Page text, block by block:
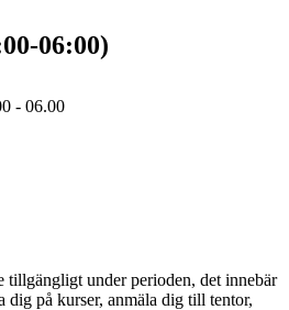
06:00)
- 06.00
tillgängligt under perioden, det innebär
dig på kurser, anmäla dig till tentor,